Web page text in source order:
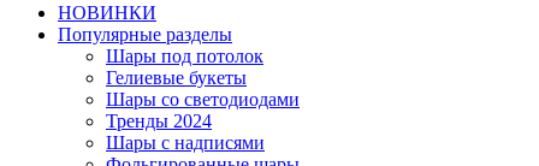
НОВИНКИ
Популярные разделы
Шары под потолок
Гелиевые букеты
Шары со светодиодами
Тренды 2024
Шары с надписями